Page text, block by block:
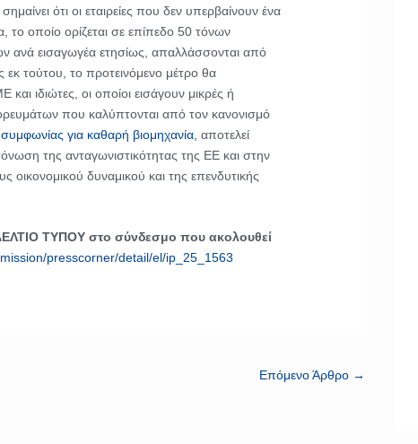
ότι οι εταιρείες που δεν υπερβαίνουν ένα
το οποίο ορίζεται σε επίπεδο 50 τόνων
ανά εισαγωγέα ετησίως, απαλλάσσονται από
τούτου, το προτεινόμενο μέτρο θα
ιδιώτες, οι οποίοι εισάγουν μικρές ή
που καλύπτονται από τον κανονισμό
συμφωνίας για καθαρή βιομηχανία, αποτελεί
της ανταγωνιστικότητας της ΕΕ και στην
δυναμικού και της επενδυτικής
ΤΥΠΟΥ στο σύνδεσμο που ακολουθεί
presscorner/detail/el/ip_25_1563
Επόμενο Άρθρο →